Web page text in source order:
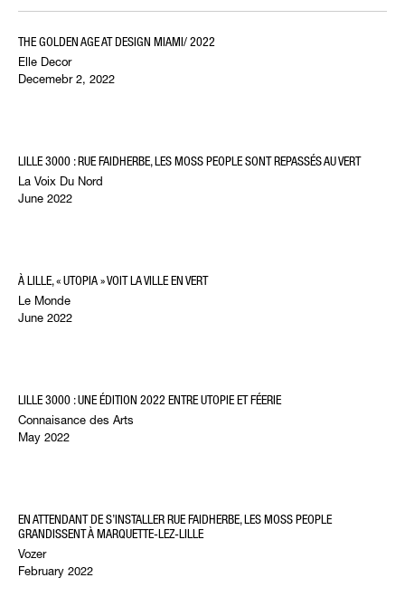
THE GOLDEN AGE AT DESIGN MIAMI/ 2022
Elle Decor
Decemebr 2, 2022
LILLE 3000 : RUE FAIDHERBE, LES MOSS PEOPLE SONT REPASSÉS AU VERT
La Voix Du Nord
June 2022
À LILLE, « UTOPIA » VOIT LA VILLE EN VERT
Le Monde
June 2022
LILLE 3000 : UNE ÉDITION 2022 ENTRE UTOPIE ET FÉERIE
Connaisance des Arts
May 2022
EN ATTENDANT DE S’INSTALLER RUE FAIDHERBE, LES MOSS PEOPLE
GRANDISSENT À MARQUETTE-LEZ-LILLE
Vozer
February 2022